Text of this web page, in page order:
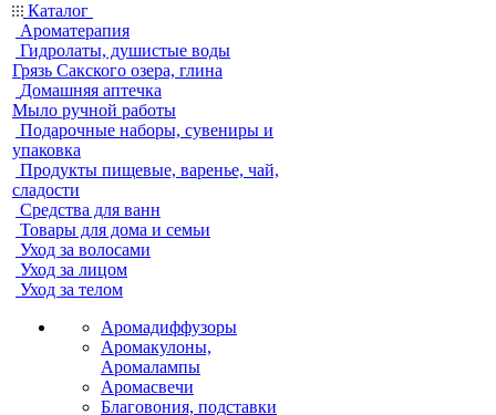
Каталог
Ароматерапия
Гидролаты, душистые воды
Грязь Сакского озера, глина
Домашняя аптечка
Мыло ручной работы
Подарочные наборы, сувениры и
упаковка
Продукты пищевые, варенье, чай,
сладости
Средства для ванн
Товары для дома и семьи
Уход за волосами
Уход за лицом
Уход за телом
Аромадиффузоры
Аромакулоны,
Аромалампы
Аромасвечи
Благовония, подставки